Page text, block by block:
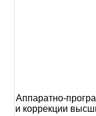
Аппаратно-
и коррекции